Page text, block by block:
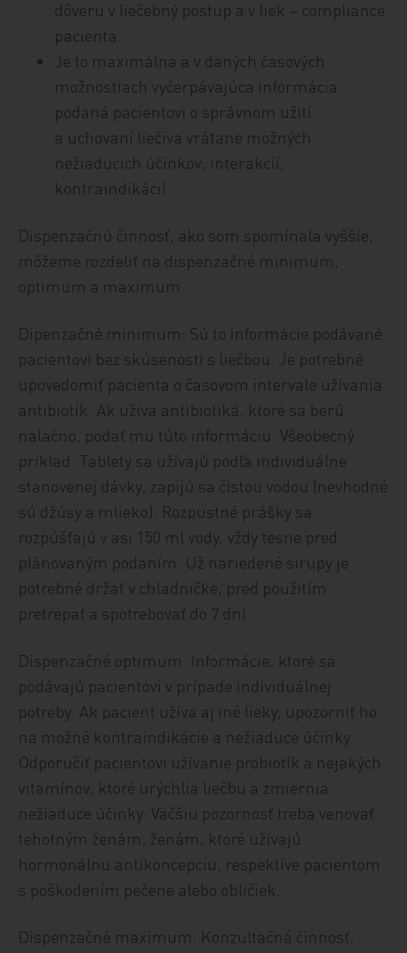
dôveru v liečebný postup a v liek – compliance
pacienta.
Je to maximálna a v daných časových
možnostiach vyčerpávajúca informácia
podaná pacientovi o správnom užití
a uchovaní liečiva vrátane možných
nežiaducich účinkov, interakcií,
kontraindikácií.
Dispenzačnú činnosť, ako som spomínala vyššie,
môžeme rozdeliť na dispenzačné minimum,
optimum a maximum.
Dipenzačné minimum: Sú to informácie podávané
pacientovi bez skúsenosti s liečbou. Je potrebné
upovedomiť pacienta o časovom intervale užívania
antibiotík. Ak užíva antibiotiká, ktoré sa berú
nalačno, podať mu túto informáciu. Všeobecný
príklad: Tablety sa užívajú podľa individuálne
stanovenej dávky, zapijú sa čistou vodou (nevhodné
sú džúsy a mlieko). Rozpustné prášky sa
rozpúšťajú v asi 150 ml vody, vždy tesne pred
plánovaným podaním. Už nariedené sirupy je
potrebné držať v chladničke, pred použitím
pretrepať a spotrebovať do 7 dní.
Dispenzačné optimum: Informácie, ktoré sa
podávajú pacientovi v prípade individuálnej
potreby. Ak pacient užíva aj iné lieky, upozorniť ho
na možné kontraindikácie a nežiaduce účinky.
Odporučiť pacientovi užívanie probiotík a nejakých
vitamínov, ktoré urýchlia liečbu a zmiernia
nežiaduce účinky. Väčšiu pozornosť treba venovať
tehotným ženám, ženám, ktoré užívajú
hormonálnu antikoncepciu, respektíve pacientom
s poškodením pečene alebo obličiek.
Dispenzačné maximum: Konzultačná činnosť,